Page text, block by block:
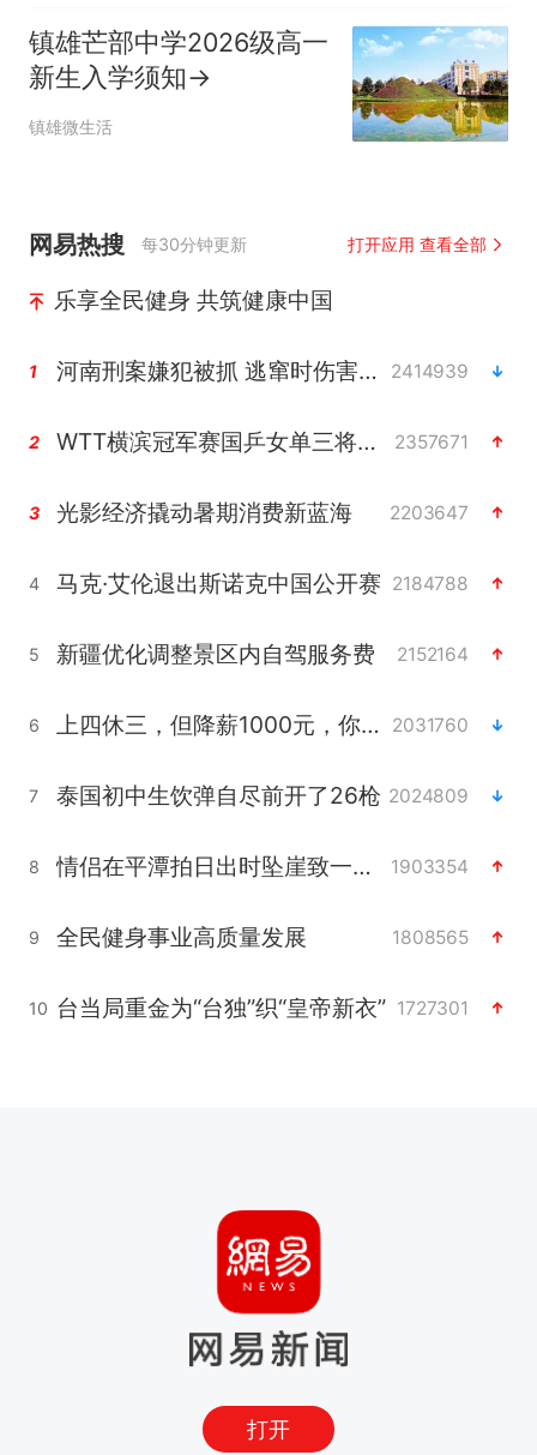
镇雄芒部中学2026级高一
新生入学须知→
镇雄微生活
网易热搜 每30分钟更新 打开应用 查看全部
乐享全民健身 共筑健康中国
1 河南刑案嫌犯被抓 逃窜时伤害多人 2414939
2 WTT横滨冠军赛国乒女单三将晋级四强 2357671
3 光影经济撬动暑期消费新蓝海 2203647
4 马克·艾伦退出斯诺克中国公开赛 2184788
5 新疆优化调整景区内自驾服务费 2152164
6 上四休三，但降薪1000元，你接受吗？ 2031760
7 泰国初中生饮弹自尽前开了26枪 2024809
8 情侣在平潭拍日出时坠崖致一死一伤 1903354
9 全民健身事业高质量发展 1808565
10 台当局重金为“台独”织“皇帝新衣” 1727301
打开